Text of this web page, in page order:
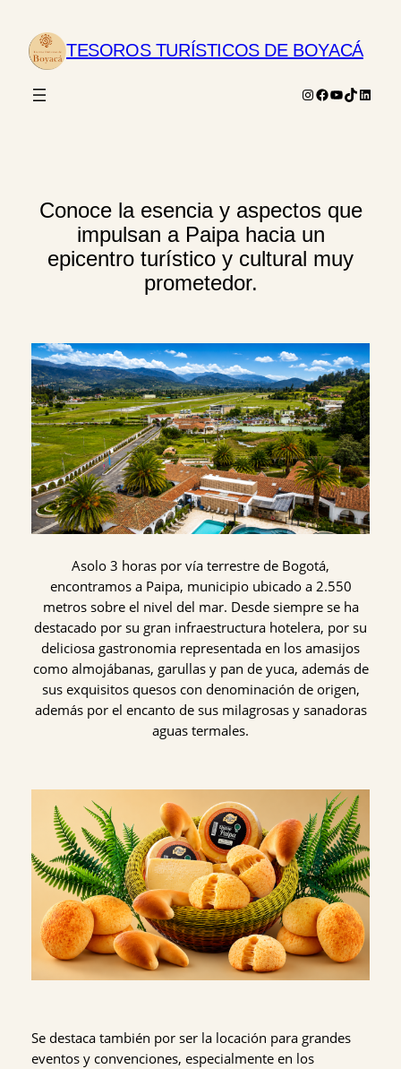
contenidoTESOROS TURÍSTICOS DE BOYACÁ
Instagram
Facebook
YouTube
TikTok
Conoce la esencia y aspectos que
impulsan a Paipa hacia un
epicentro turístico y cultural muy
prometedor.
Asolo 3 horas por vía terrestre de Bogotá,
encontramos a Paipa, municipio ubicado a 2.550
metros sobre el nivel del mar. Desde siempre se ha
destacado por su gran infraestructura hotelera, por su
deliciosa gastronomia representada en los amasijos
como almojábanas, garullas y pan de yuca, además de
sus exquisitos quesos con denominación de origen,
además por el encanto de sus milagrosas y sanadoras
aguas termales.
Se destaca también por ser la locación para grandes
eventos y convenciones, especialmente en los